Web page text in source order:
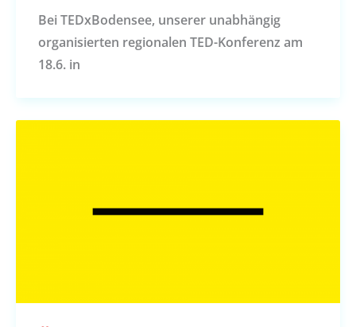
Bei TEDxBodensee, unserer unabhängig
organisierten regionalen TED-Konferenz am
18.6. in